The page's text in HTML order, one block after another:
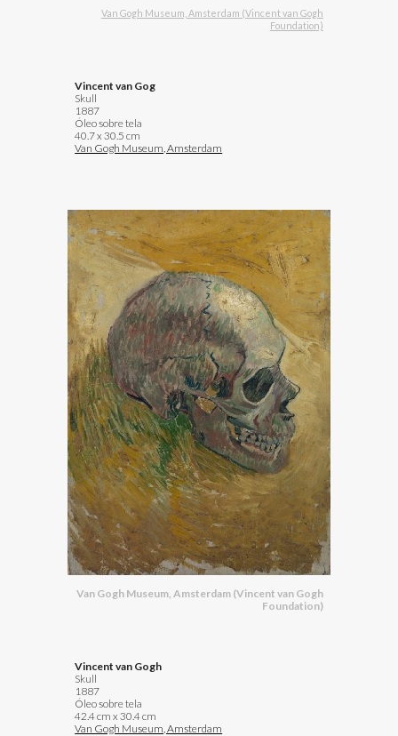
Van Gogh Museum, Amsterdam (Vincent van Gogh
Foundation)
Vincent van Gog
Skull
1887
Óleo sobre tela
40.7 x 30.5 cm
Van Gogh Museum, Amsterdam
Van Gogh Museum, Amsterdam (Vincent van Gogh
Foundation)
Vincent van Gogh
Skull
1887
Óleo sobre tela
42.4 cm x 30.4 cm
Van Gogh Museum, Amsterdam